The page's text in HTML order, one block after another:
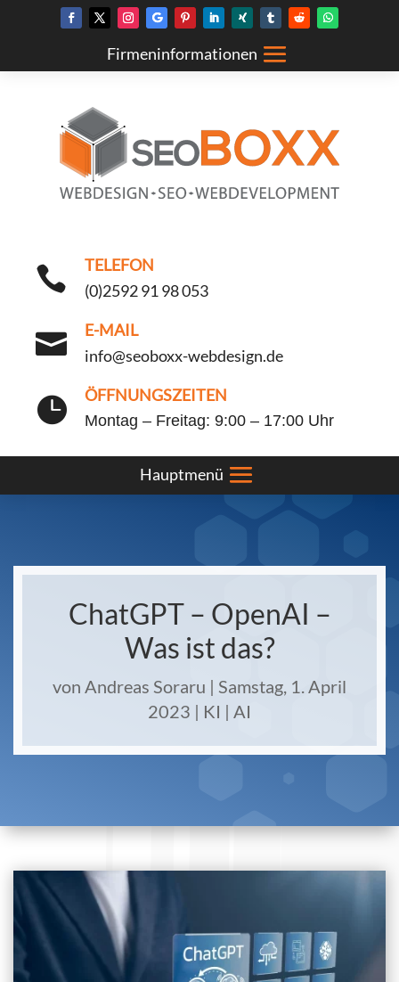

TELEFON
(0)2592 91 98 053

E-MAIL
info@seoboxx-webdesign.de
 ÖFFNUNGSZEITEN
Montag – Freitag: 9:00 – 17:00 Uhr
ChatGPT – OpenAI –
Was ist das?
von Andreas Soraru | Samstag, 1. April
2023 | KI | AI